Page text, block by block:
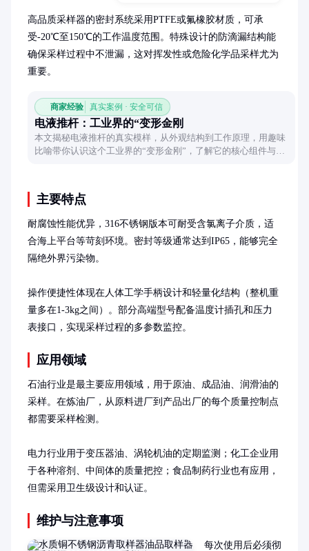
高品质采样器的密封系统采用PTFE或氟橡胶材质，可承
受-20℃至150℃的工作温度范围。特殊设计的防滴漏结构能
确保采样过程中不泄漏，这对挥发性或危险化学品采样尤为
重要。
商家经验 真实案例 · 安全可信
电液推杆：工业界的“变形金刚
本文揭秘电液推杆的真实模样，从外观结构到工作原理，用趣味
比喻带你认识这个工业界的“变形金刚”，了解它的核心组件与神
主要特点
耐腐蚀性能优异，316不锈钢版本可耐受含氯离子介质，适
合海上平台等苛刻环境。密封等级通常达到IP65，能够完全
隔绝外界污染物。
操作便捷性体现在人体工学手柄设计和轻量化结构（整机重
量多在1-3kg之间）。部分高端型号配备温度计插孔和压力
表接口，实现采样过程的多参数监控。
应用领域
石油行业是最主要应用领域，用于原油、成品油、润滑油的
采样。在炼油厂，从原料进厂到产品出厂的每个质量控制点
都需要采样检测。
电力行业用于变压器油、涡轮机油的定期监测；化工企业用
于各种溶剂、中间体的质量把控；食品制药行业也有应用，
但需采用卫生级设计和认证。
维护与注意事项
每次使用后必须彻